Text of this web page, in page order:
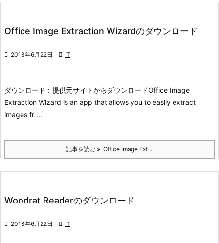
Office Image Extraction Wizardのダウンロード
 2013年6月22日  IT
ダウンロード： 提供元サイトからダウンロードOffice Image
Extraction Wizard is an app that allows you to easily extract
images fr ...
記事を読む Office Image Ext ...
Woodrat Readerのダウンロード
 2013年6月22日  IT